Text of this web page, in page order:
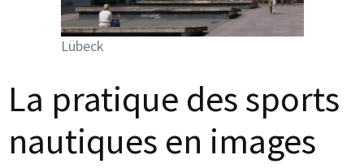
Lübeck
La pratique des sports
nautiques en images